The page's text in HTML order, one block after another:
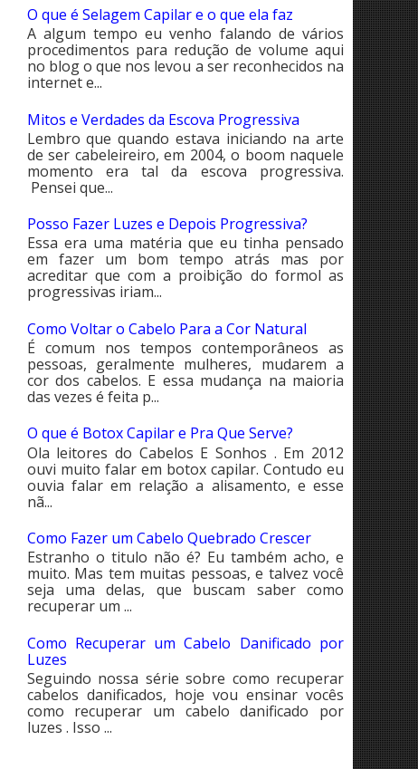
O que é Selagem Capilar e o que ela faz
A algum tempo eu venho falando de vários
procedimentos para redução de volume aqui
no blog o que nos levou a ser reconhecidos na
internet e...
Mitos e Verdades da Escova Progressiva
Lembro que quando estava iniciando na arte
de ser cabeleireiro, em 2004, o boom naquele
momento era tal da escova progressiva.
Pensei que...
Posso Fazer Luzes e Depois Progressiva?
Essa era uma matéria que eu tinha pensado
em fazer um bom tempo atrás mas por
acreditar que com a proibição do formol as
progressivas iriam...
Como Voltar o Cabelo Para a Cor Natural
É comum nos tempos contemporâneos as
pessoas, geralmente mulheres, mudarem a
cor dos cabelos. E essa mudança na maioria
das vezes é feita p...
O que é Botox Capilar e Pra Que Serve?
Ola leitores do Cabelos E Sonhos . Em 2012
ouvi muito falar em botox capilar. Contudo eu
ouvia falar em relação a alisamento, e esse
nã...
Como Fazer um Cabelo Quebrado Crescer
Estranho o titulo não é? Eu também acho, e
muito. Mas tem muitas pessoas, e talvez você
seja uma delas, que buscam saber como
recuperar um ...
Como Recuperar um Cabelo Danificado por
Luzes
Seguindo nossa série sobre como recuperar
cabelos danificados, hoje vou ensinar vocês
como recuperar um cabelo danificado por
luzes . Isso ...